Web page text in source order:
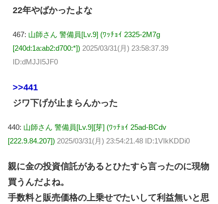
22年やばかったよな
467: 山師さん 警備員[Lv.9] (ﾜｯﾁｮｲ 2325-2M7g
[240d:1a:ab2:d700:*]) 2025/03/31(月) 23:58:37.39
ID:dMJJI5JF0
>>441
ジワ下げが止まらんかった
440: 山師さん 警備員[Lv.9][芽] (ﾜｯﾁｮｲ 25ad-BCdv
[222.9.84.207]) 2025/03/31(月) 23:54:21.48 ID:1VIkKDDi0
親に金の投資信託があるとひたすら言ったのに現物
買うんだよね。
手数料と販売価格の上乗せでたいして利益無いと思